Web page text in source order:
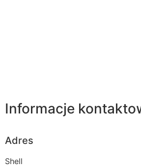
Informacje
Adres
Shell